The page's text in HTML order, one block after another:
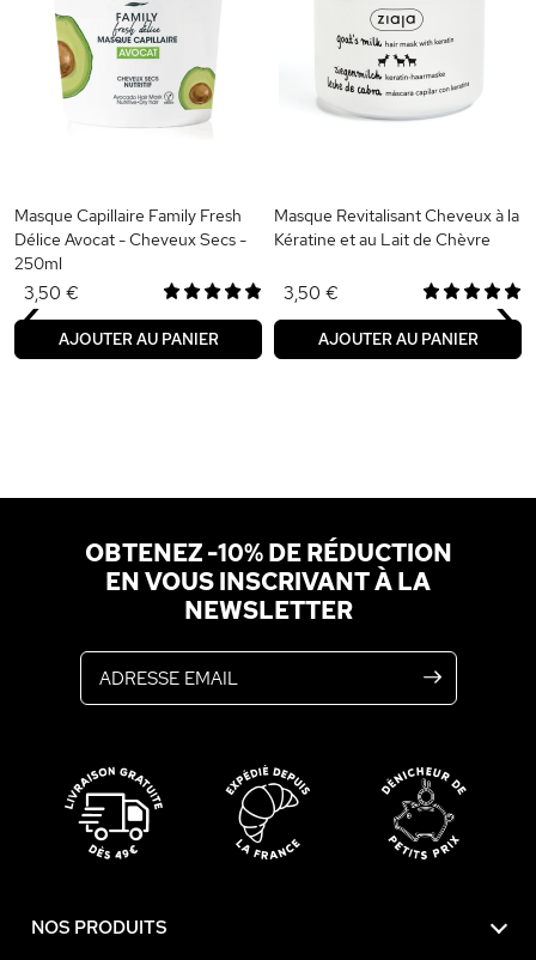
Masque Capillaire Family Fresh
Délice Avocat - Cheveux Secs -
250ml
3,50 €
AJOUTER AU PANIER
Masque Revitalisant Cheveux à la
Kératine et au Lait de Chèvre
3,50 €
AJOUTER AU PANIER
‹ ›
OBTENEZ -10% DE RÉDUCTION
EN VOUS INSCRIVANT À LA
NEWSLETTER
NOS PRODUITS